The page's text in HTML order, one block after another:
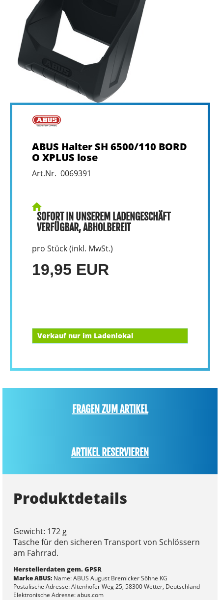
ABUS Halter SH 6500/110 BORD
O XPLUS lose
Art.Nr. 0069391
SOFORT IN UNSEREM LADENGESCHÄFT
VERFÜGBAR, ABHOLBEREIT
pro Stück (inkl. MwSt.)
19,95 EUR
Verkauf nur im Ladenlokal
FRAGEN ZUM ARTIKEL
ARTIKEL RESERVIEREN
Produktdetails
Gewicht: 172 g
Tasche für den sicheren Transport von Schlössern
am Fahrrad.
Herstellerdaten gem. GPSR
Marke ABUS:Name: ABUS August Bremicker Söhne KG
Postalische Adresse: Altenhofer Weg 25, 58300 Wetter, Deutschland
Elektronische Adresse: abus.com